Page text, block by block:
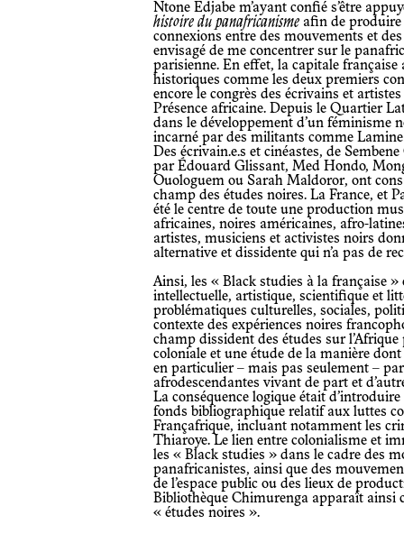
Ntone Edjabe m’ayant confié s’être
histoire du panafricanisme afin de produire
connexions entre des mouvements et
envisagé de me concentrer sur le
parisienne. En effet, la capitale française
historiques comme les deux premiers
encore le congrès des écrivains et
Présence africaine. Depuis le Quartier
dans le développement d’un féminisme
incarné par des militants comme
Des écrivain.e.s et cinéastes, de
par Édouard Glissant, Med Hondo,
Ouologuem ou Sarah Maldoror, ont
champ des études noires. La France, et
été le centre de toute une production
africaines, noires américaines, afro-
artistes, musiciens et activistes noirs
alternative et dissidente qui n’a pas de
Ainsi, les « Black studies à la française » englobent toute une production
intellectuelle, artistique, scientifique et
problématiques culturelles, sociales,
contexte des expériences noires
champ dissident des études sur l’Afrique
coloniale et une étude de la manière
en particulier – mais pas seulement –
afrodescendantes vivant de part et
La conséquence logique était
fonds bibliographique relatif aux luttes
Françafrique, incluant notamment les
Thiaroye. Le lien entre colonialisme et
les « Black studies » dans le cadre des
panafricanistes, ainsi que des
de l’espace public ou des lieux de
Bibliothèque Chimurenga apparaît ainsi
« études noires ».